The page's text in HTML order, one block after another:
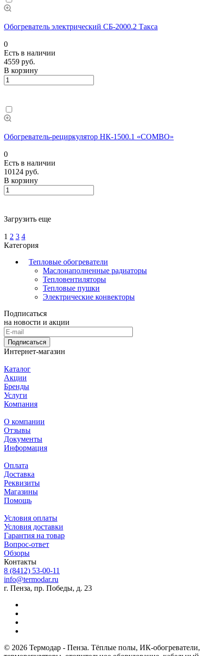
Обогреватель электрический СБ-2000.2 Такса
0
Есть в наличии
4559 руб.
В корзину
Обогреватель-рециркулятор НК-1500.1 «COMBO»
0
Есть в наличии
10124 руб.
В корзину
Загрузить еще
1 2 3 4
Категория
Тепловые обогреватели
Маслонаполненные радиаторы
Тепловентиляторы
Тепловые пушки
Электрические конвекторы
Подписаться
на новости и акции
Подписаться
Интернет-магазин
Каталог
Акции
Бренды
Услуги
Компания
О компании
Отзывы
Документы
Информация
Оплата
Доставка
Реквизиты
Магазины
Помощь
Условия оплаты
Условия доставки
Гарантия на товар
Вопрос-ответ
Обзоры
Контакты
8 (8412) 53-00-11
info@termodar.ru
г. Пенза, пр. Победы, д. 23
© 2026 Термодар - Пенза. Тёплые полы, ИК-обогреватели,